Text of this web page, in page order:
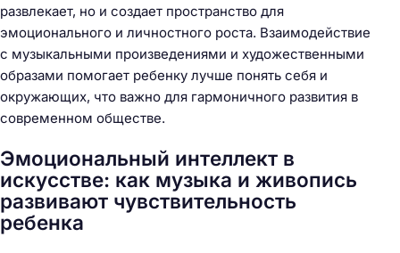
развлекает, но и создает пространство для
эмоционального и личностного роста. Взаимодействие
с музыкальными произведениями и художественными
образами помогает ребенку лучше понять себя и
окружающих, что важно для гармоничного развития в
современном обществе.
Эмоциональный интеллект в
искусстве: как музыка и живопись
развивают чувствительность
ребенка